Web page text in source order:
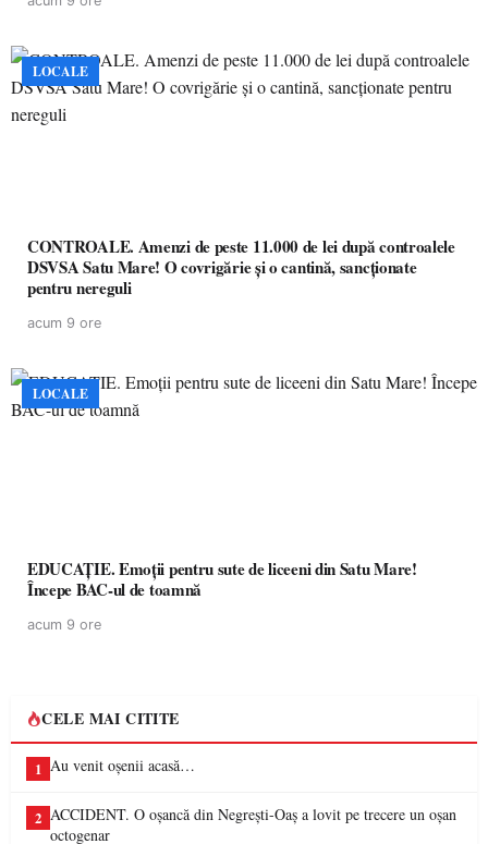
LOCALE
CONTROALE. Amenzi de peste 11.000 de lei după controalele
DSVSA Satu Mare! O covrigărie și o cantină, sancționate
pentru nereguli
acum 9 ore
LOCALE
EDUCAȚIE. Emoții pentru sute de liceeni din Satu Mare!
Începe BAC-ul de toamnă
acum 9 ore
CELE MAI CITITE
1 Au venit oșenii acasă…
2 ACCIDENT. O oșancă din Negrești-Oaș a lovit pe trecere un oșan
octogenar